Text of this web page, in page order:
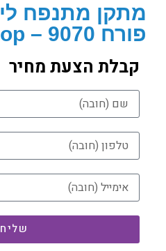
מתקן מתנפח
פורח 9070 – Happy hop
קבלת הצעת מחיר